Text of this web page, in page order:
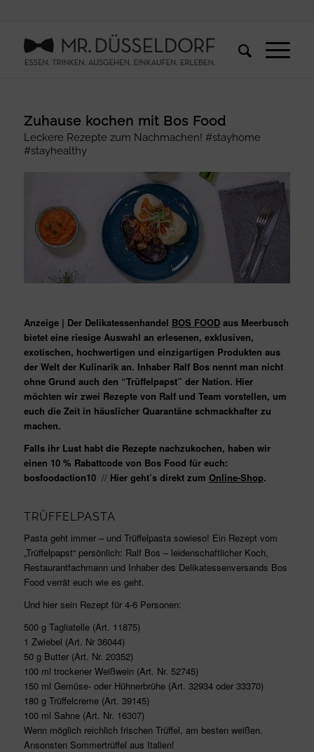
Zuhause kochen mit Bos Food
Leckere Rezepte zum Nachmachen! #stayhome
#stayhealthy
Anzeige | Der Delikatessenhandel BOS FOODaus Meerbusch
bietet eine riesige Auswahl an erlesenen, exklusiven,
exotischen, hochwertigen und einzigartigen Produkten aus
der Welt der Kulinarik an. Inhaber Ralf Bos nennt man nicht
ohne Grund auch den “Trüffelpapst” der Nation. Hier
möchten wir zwei Rezepte von Ralf und Team vorstellen, um
euch die Zeit in häuslicher Quarantäne schmackhafter zu
machen.
Falls ihr Lust habt die Rezepte nachzukochen, haben wir
einen 10 % Rabattcode von Bos Food für euch:
bosfoodaction10// Hier geht’s direkt zum Online-Shop.
TRÜFFELPASTA
Pasta geht immer – und Trüffelpasta sowieso! Ein Rezept vom
„Trüffelpapst“ persönlich: Ralf Bos – leidenschaftlicher Koch,
Restaurantfachmann und Inhaber des Delikatessenversands Bos
Food verrät euch wie es geht.
Und hier sein Rezept für 4-6 Personen:
500 g Tagliatelle (Art. 11875)
1 Zwiebel (Art. Nr 36044)
50 g Butter (Art. Nr. 20352)
100 ml trockener Weißwein (Art. Nr. 52745)
150 ml Gemüse- oder Hühnerbrühe (Art. 32934 oder 33370)
180 g Trüffelcreme (Art. 39145)
100 ml Sahne (Art. Nr. 16307)
Wenn möglich reichlich frischen Trüffel, am besten weißen.
Ansonsten Sommertrüffel aus Italien!